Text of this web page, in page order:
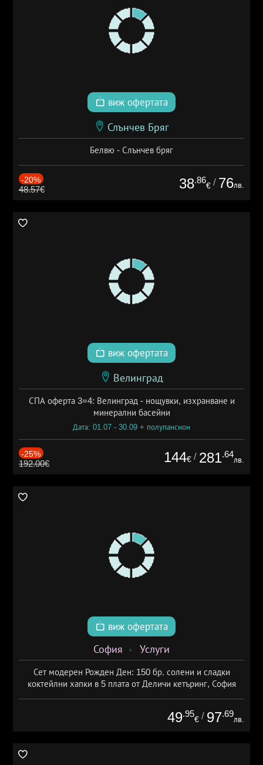
виж офертата
Слънчев Бряг
Белвю - Слънчев бряг
-20%
48.57€ 38.86
€ / 76лв.
виж офертата
Велинград
СПА оферта 3=4: Велинград - нощувки, изхранване и
минерални басейни
Дата: 01.07 - 30.09 + полупансион
-25%
192.00€ 144€ / 281.64
лв.
виж офертата
София Услуги
Сет модерен Рожден Ден: 150 бр. солени и сладки
коктейлни хапки в 5 плата от Деличи кетъринг, София
49.95
€ / 97.69
лв.